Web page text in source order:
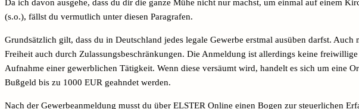
Da ich davon ausgehe, dass du dir die ganze Mühe nicht nur machst, um einmal auf einem
(s.o.), fällst du vermutlich unter diesen Paragrafen.
Grundsätzlich gilt, dass du in Deutschland jedes legale Gewerbe erstmal ausüben darfst. Auch
Freiheit auch durch Zulassungsbeschränkungen. Die Anmeldung ist allerdings keine
Aufnahme einer gewerblichen Tätigkeit. Wenn diese versäumt wird, handelt es sich um eine
Bußgeld bis zu 1000 EUR geahndet werden.
Nach der Gewerbeanmeldung musst du über ELSTER Online einen Bogen zur steuerlichen